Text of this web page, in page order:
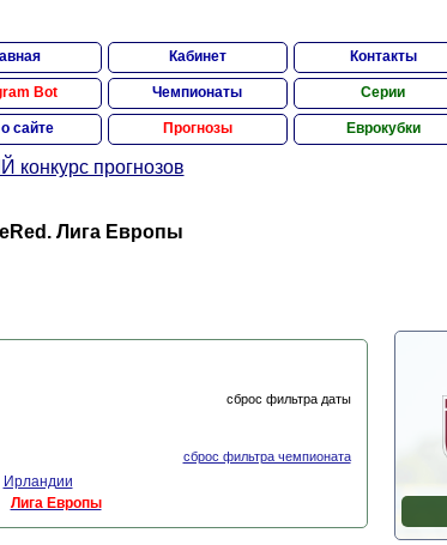
Кабинет Контакты
Bot Чемпионаты Серии
сайте Прогнозы Еврокубки
конкурс прогнозов
Лига Европы
сброс фильтра даты
сброс фильтра чемпионата
Ирландии
Лига Европы